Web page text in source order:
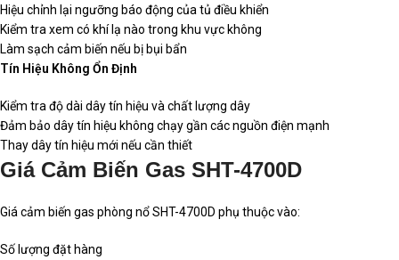
Hiệu chỉnh lại ngưỡng báo động của tủ điều khiển
Kiểm tra xem có khí lạ nào trong khu vực không
Làm sạch cảm biến nếu bị bụi bẩn
Tín Hiệu Không Ổn Định
Kiểm tra độ dài dây tín hiệu và chất lượng dây
Đảm bảo dây tín hiệu không chạy gần các nguồn điện mạnh
Thay dây tín hiệu mới nếu cần thiết
Giá Cảm Biến Gas SHT-4700D
Giá cảm biến gas phòng nổ SHT-4700D phụ thuộc vào:
Số lượng đặt hàng